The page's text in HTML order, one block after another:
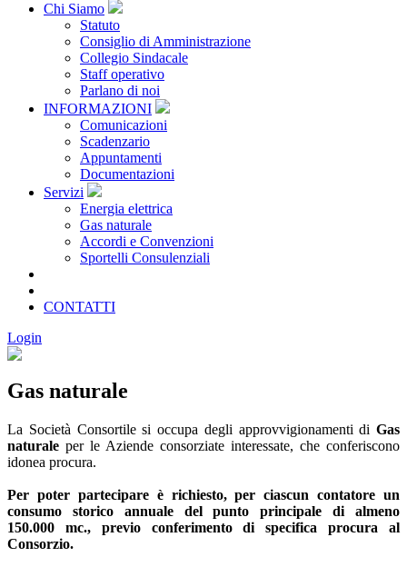
Chi Siamo
Statuto
Consiglio di Amministrazione
Collegio Sindacale
Staff operativo
Parlano di noi
INFORMAZIONI
Comunicazioni
Scadenzario
Appuntamenti
Documentazioni
Servizi
Energia elettrica
Gas naturale
Accordi e Convenzioni
Sportelli Consulenziali
CONTATTI
Login
Gas naturale
La Società Consortile si occupa degli approvvigionamenti di Gas
naturale per le Aziende consorziate interessate, che conferiscono
idonea procura.
Per poter partecipare è richiesto, per ciascun contatore un
consumo storico annuale del punto principale di almeno
150.000 mc., previo conferimento di specifica procura al
Consorzio.